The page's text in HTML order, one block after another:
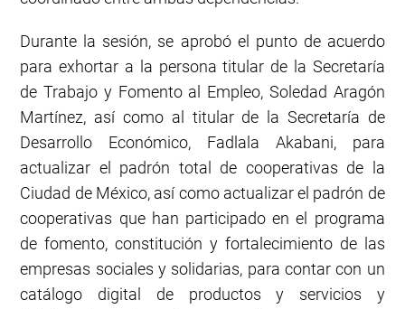
Durante la sesión, se aprobó el punto de acuerdo
para exhortar a la persona titular de la Secretaría
de Trabajo y Fomento al Empleo, Soledad Aragón
Martínez, así como al titular de la Secretaría de
Desarrollo Económico, Fadlala Akabani, para
actualizar el padrón total de cooperativas de la
Ciudad de México, así como actualizar el padrón de
cooperativas que han participado en el programa
de fomento, constitución y fortalecimiento de las
empresas sociales y solidarias, para contar con un
catálogo digital de productos y servicios y